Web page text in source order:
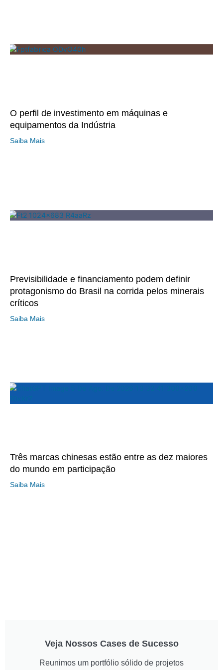
O perfil de investimento em máquinas e
equipamentos da Indústria
Saiba Mais
Previsibilidade e financiamento podem definir
protagonismo do Brasil na corrida pelos minerais
críticos
Saiba Mais
Três marcas chinesas estão entre as dez maiores
do mundo em participação
Saiba Mais
Veja Nossos Cases de Sucesso
Reunimos um portfólio sólido de projetos